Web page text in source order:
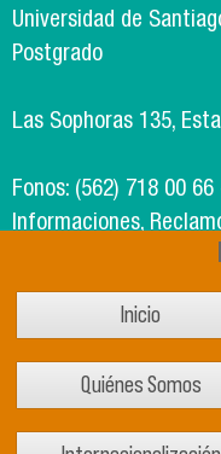
Inicio
Quiénes Somos
Universidad de
Postgrado
Las Sophoras 135,
Fonos: (562) 718 00
Informaciones,
Soporte Informático